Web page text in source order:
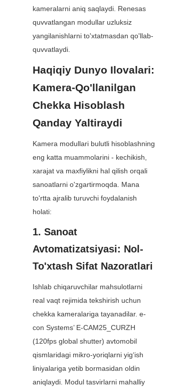
kameralarni aniq saqlaydi. Renesas
quvvatlangan modullar uzluksiz
yangilanishlarni to'xtatmasdan qo'llab-
quvvatlaydi.
Haqiqiy Dunyo Ilovalari:
Kamera-Qo'llanilgan
Chekka Hisoblash
Qanday Yaltiraydi
Kamera modullari bulutli hisoblashning
eng katta muammolarini - kechikish,
xarajat va maxfiylikni hal qilish orqali
sanoatlarni o'zgartirmoqda. Mana
to'rtta ajralib turuvchi foydalanish
holati:
1. Sanoat
Avtomatizatsiyasi: Nol-
To'xtash Sifat Nazoratlari
Ishlab chiqaruvchilar mahsulotlarni
real vaqt rejimida tekshirish uchun
chekka kameralariga tayanadilar. e-
con Systems’ E-CAM25_CURZH
(120fps global shutter) avtomobil
qismlaridagi mikro-yoriqlarni yig‘ish
liniyalariga yetib bormasidan oldin
aniqlaydi. Modul tasvirlarni mahalliy